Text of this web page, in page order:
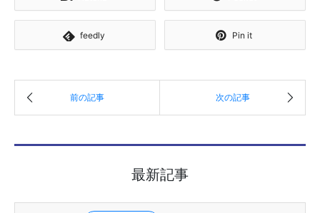
feedly Pin it
最新記事